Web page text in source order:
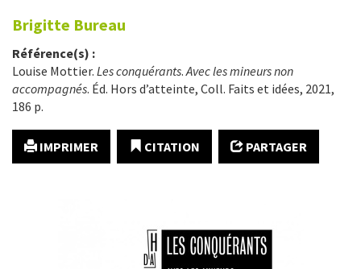
Brigitte Bureau
Référence(s) :
Louise Mottier. Les conquérants.Avec les mineurs non
accompagnés. Éd. Hors d’atteinte, Coll. Faits et idées, 2021,
186 p.
IMPRIMER CITATION PARTAGER